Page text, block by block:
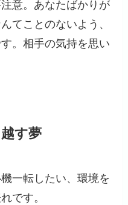
意。あなたばかりが
てことのないよう、
。相手の気持を思い
す夢
一転したい、環境を
です。